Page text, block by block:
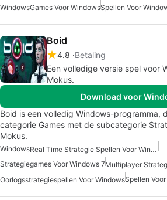
WindowsGames Voor WindowsSpellen Voor
Boid
4.8 Betaling
Een volledige versie spel voor
Mokus.
Download voor
Boid is een volledig Windows-programma,
categorie Games met de subcategorie
Mokus.
Windows
Real Time Strategie Spellen Voor Windows 7
Strategiegames Voor Windows 7
Oorlogsstrategiespellen Voor WindowsSpellen